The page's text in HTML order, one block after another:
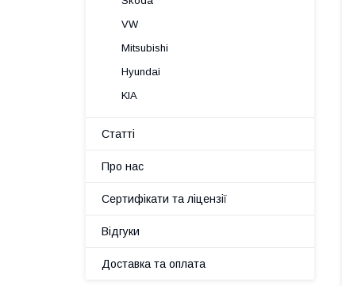
VW
Mitsubishi
Hyundai
KIA
Статті
Про нас
Сертифікати та ліцензії
Відгуки
Доставка та оплата